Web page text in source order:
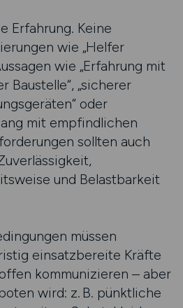
Erfahrung. Keine
wie „Helfer
wie „Erfahrung mit
Baustelle“, „sicherer
oder
mit empfindlichen
sollten auch
und Belastbarkeit
müssen
einsatzbereite Kräfte
kommunizieren – aber
wird: z. B. pünktliche